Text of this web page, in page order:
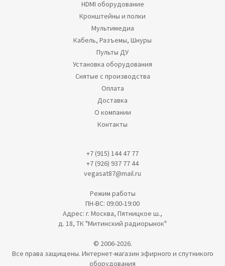
HDMI оборудование
Кронштейны и полки
Мультимедиа
Кабель, Разъемы, Шнуры
Пульты ДУ
Установка оборудования
Снятые с производства
Оплата
Доставка
О компании
Контакты
+7 (915) 144 47 77
+7 (926) 937 77 44
vegasat87@mail.ru
Режим работы
ПН-ВС: 09:00-19:00
Адрес: г. Москва, Пятницкое ш.,
д. 18, ТК "Митинский радиорынок"
© 2006-2026.
Все права защищены. Интернет-магазин эфирного и спутникого
оборудования